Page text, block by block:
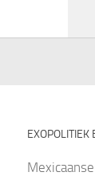
EXOPOLITIEK